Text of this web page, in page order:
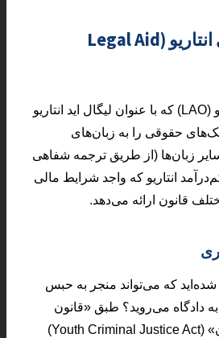
کمک‌های حقوقی انتاریو (Legal Aid
کمک‌های حقوقی انتاریو (LAO) که با عنوان لیگال اید انتاریو
حقوقی را به زبان‌های
زبان‌ها (از طریق ترجمه شفاهی
انتاریو که واجد شرایط مالی
قانون ارائه می‌دهد.
که می‌تواند منجر به حبس
دادگاه می‌روید؟ طبق «قانون
عدالت کیفری نوجوانان» (Youth Criminal Justice Act)